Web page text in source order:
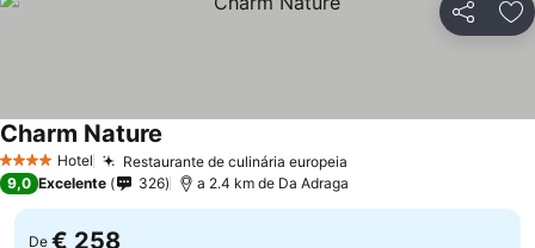
Partilhar
4 EstrelasHotel Restaurante de culinária europeia
Charm Nature
9,0 Excelente 326 a 2.4 km de Da Adraga
De € 258